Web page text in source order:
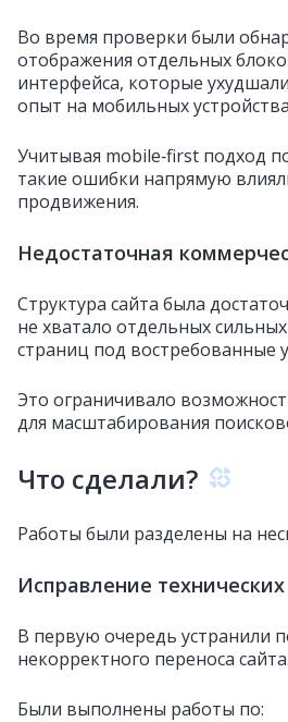
Во время проверки были
отображения отдельных
интерфейса, которые
опыт на мобильных
Учитывая mobile‑first подход
такие ошибки напрямую
продвижения.
Недостаточная
Структура сайта была
не хватало отдельных
страниц под востребованные
Это ограничивало
для масштабирования
Что сделали?
Работы были разделены на
Исправление
В первую очередь устранили
некорректного переноса сайта.
Были выполнены работы по: